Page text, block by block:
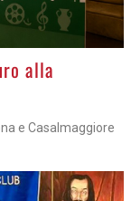
alla
e Casalmaggiore